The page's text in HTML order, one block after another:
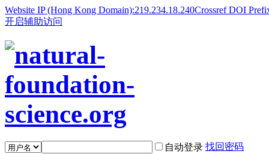
Website IP (Hong Kong Domain):219.234.18.240Crossref DOI
开启辅助访问
自动登录 找回密码